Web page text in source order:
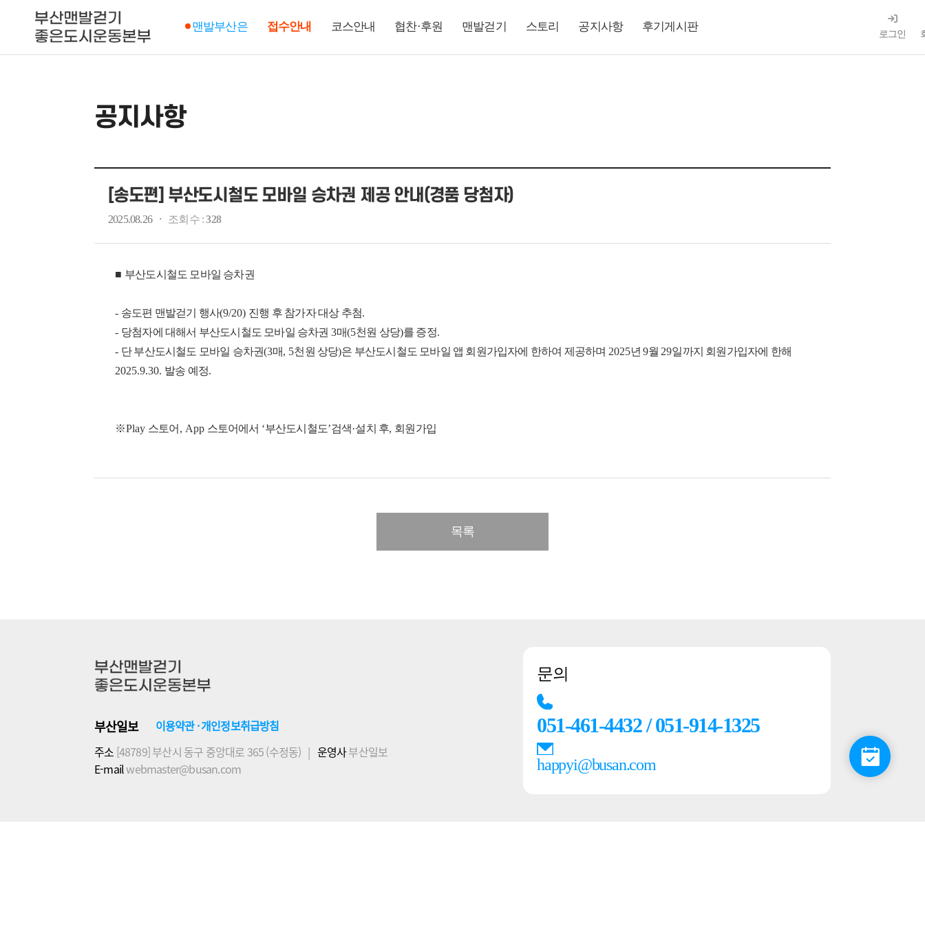
맨발부산은 접수안내 코스안내 협찬·후원 맨발걷기 스토리 공지사항 후기게시판
로그인
공지사항
[송도편] 부산도시철도 모바일 승차권 제공 안내(경품 당첨자)
2025.08.26 · 조회수 :328
■ 부산도시철도 모바일 승차권
- 송도편 맨발걷기 행사(9/20) 진행 후 참가자 대상 추첨.
- 당첨자에 대해서 부산도시철도 모바일 승차권 3매(5천원 상당)를 증정.
- 단 부산도시철도 모바일 승차권(3매, 5천원 상당)은 부산도시철도 모바일 앱 회원가입자에 한하여 제공하며 2025년9월 29일까지 회원가입자에 한해
2025.9.30. 발송 예정.
※Play 스토어 , App 스토어에서 ‘부산도시철도’검색·설치 후, 회원가입
목록
문의
051-461-4432 / 051-914-1325
happyi@busan.com
부산일보 이용약관·개인정보취급방침
주소 [48789] 부산시 동구 중앙대로 365 (수정동) | 운영사부산일보
E-mailwebmaster@busan.com